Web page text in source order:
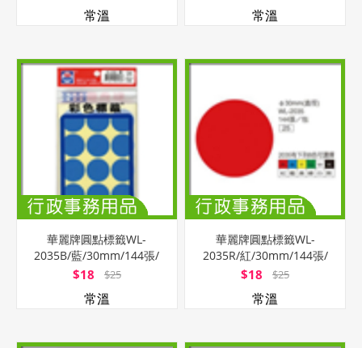
常溫 常溫
華麗牌圓點標籤WL-
2035B/藍/30mm/144張/
包
$18 $25
常溫
華麗牌圓點標籤WL-
2035R/紅/30mm/144張/
包
$18 $25
常溫